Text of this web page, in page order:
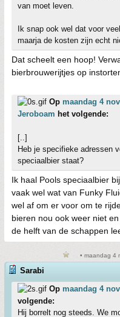
van moet leven.
Ik snap ook wel dat voor
maarja de kosten zijn echt
Dat scheelt een hoop!
bierbrouwerijtjes op
Op maandag 4
Jeroboam het volgende:
[..]
Heb je specifieke adressen
speciaalbier staat?
Ik haal Pools speciaalbier
vaak wel wat van Funky
wel af om er voor om te
bieren nou ook weer niet
de helft van de schappen
• maandag 4
Sarabi
Op maandag 4
volgende:
Hij borrelt nog steeds. We